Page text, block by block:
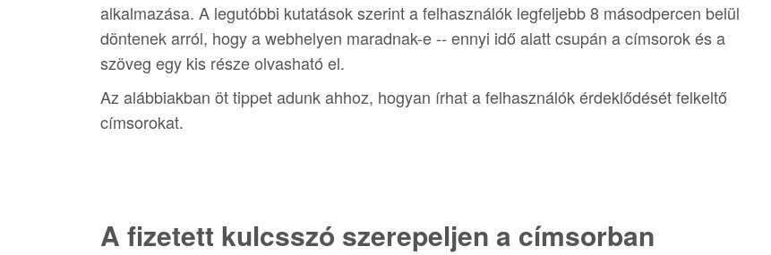
alkalmazása. A legutóbbi kutatások szerint a felhasználók legfeljebb 8 másodpercen belül
döntenek arról, hogy a webhelyen maradnak-e -- ennyi idő alatt csupán a címsorok és a
szöveg egy kis része olvasható el.
Az alábbiakban öt tippet adunk ahhoz, hogyan írhat a felhasználók érdeklődését felkeltő
címsorokat.
A fizetett kulcsszó szerepeljen a címsorban